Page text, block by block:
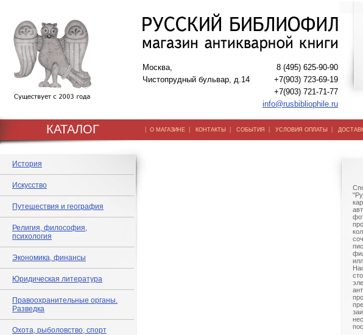
Москва,
Чистопрудный бульвар, д.14
8 (495) 625-90-90
+7(903) 723-69-19
+7(903) 721-71-77
info@rusbibliophile.ru
КАТАЛОГ | О МАГАЗИНЕ | КОНТАКТЫ | СОБЫТИЯ | УСЛОВИЯ ОПЛАТЫ |
История
Искусство
Путешествия и география
Религия, философия,
психология
Экономика, финансы
Юридическая литература
Правоохранительные органы.
Разведка
Охота, рыболовство, спорт